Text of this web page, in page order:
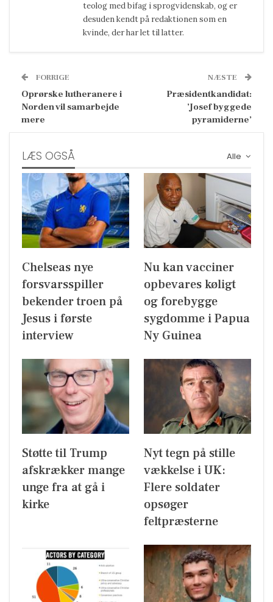
teolog med bifag i sprogvidenskab, og er
desuden kendt på redaktionen som en
kvinde, der har let til latter.
FORRIGE
Oprørske lutheranere i
Norden vil samarbejde
mere
NÆSTE
Præsidentkandidat:
’Josef byggede
pyramiderne’
Alle
LÆS OGSÅ
Chelseas nye
forsvarsspiller
bekender troen på
Jesus i første
interview
Nu kan vacciner
opbevares køligt
og forebygge
sygdomme i Papua
Ny Guinea
Støtte til Trump
afskrækker mange
unge fra at gå i
kirke
Nyt tegn på stille
vækkelse i UK:
Flere soldater
opsøger
feltpræsterne